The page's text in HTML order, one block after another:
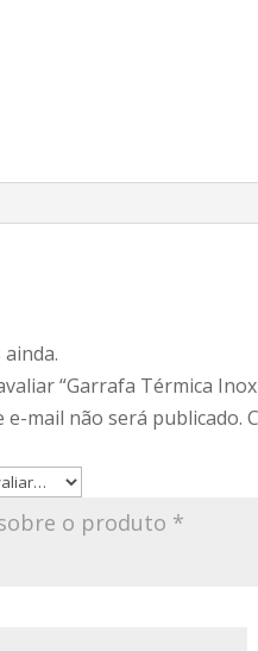
“Garrafa Térmica
e-mail não será publicado.